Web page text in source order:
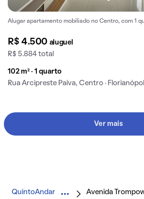
Alugar apartamento mobiliado no Centro, com 1
R$ 4.500 aluguel
R$ 5.884 total
102 m² · 1 quarto
Rua Arcipreste Paiva, Centro ·
Ver mais
QuintoAndar Avenida